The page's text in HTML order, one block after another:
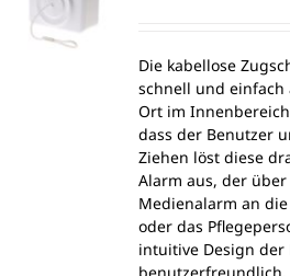
Die kabellose
schnell und
Ort im
dass der Benutzer
Ziehen löst diese
Alarm aus, der
Medienalarm an
oder das
intuitive Design der
benutzerfreundlich,